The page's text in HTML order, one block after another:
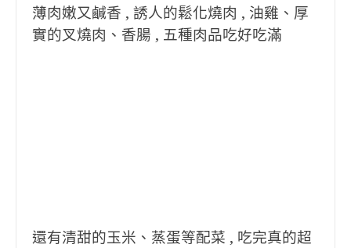
薄肉嫩又鹹香 , 誘人的鬆化燒肉 , 油雞、厚
實的叉燒肉、香腸 , 五種肉品吃好吃滿
還有清甜的玉米、蒸蛋等配菜 , 吃完真的超